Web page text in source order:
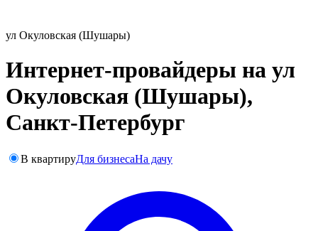
ул Окуловская (Шушары)
Интернет-провайдеры на ул
Окуловская (Шушары),
Санкт-Петербург
В квартируДля бизнесаНа дачу